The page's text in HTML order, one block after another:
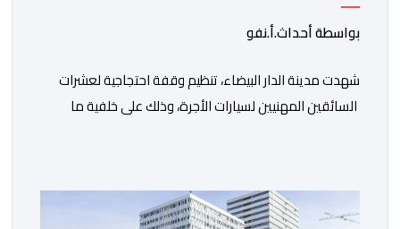
بواسطة أحداث.أ.نفو
شهدت مدينة الدار البيضاء، تنظيم وقفة احتجاجية لعشرات
السائقين المهنيين لسيارات الأجرة، وذلك على خلفية ما
التعبير عن قلقهم حيال تداعيات تطبيقات النقل، وأسعار
المحروقات على استقراهم المهني في ظل غلاء المعيشة،